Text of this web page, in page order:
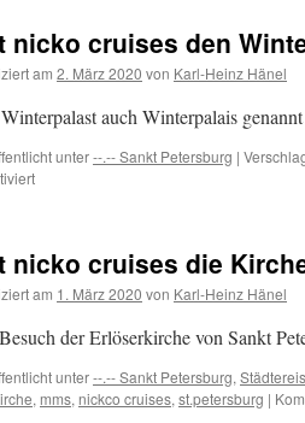
die
Highlights
von
St.
Petersburg
erleben
nicko cruises den
am 2. März 2020 von Karl-Heinz Hänel
auch Winterpalais genannt
unter--.-- Sankt Petersburg |
für
den
Winterpalast
in
St.
Petersburg
sehen
nicko cruises die
am 1. März 2020 von Karl-Heinz Hänel
der Erlöserkirche von Sankt
unter--.-- Sankt Petersburg,
, mms, nickco cruises, st.petersburg |